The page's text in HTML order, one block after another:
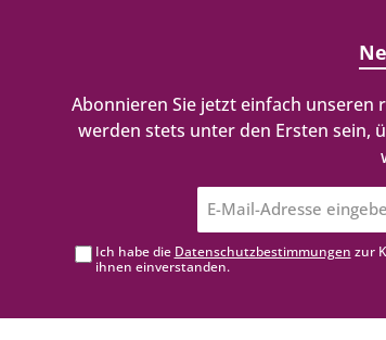
Abonnieren Sie jetzt einfach unseren
werden stets unter den Ersten sein,
Ich habe die Datenschutzbestimmungen zur
ihnen einverstanden.